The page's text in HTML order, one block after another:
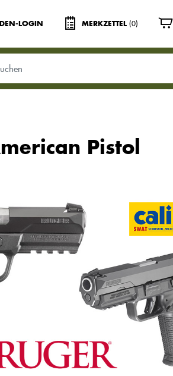
LOGIN MERKZETTEL (0)
Pistol